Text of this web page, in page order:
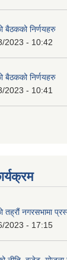
बैठकको निर्णयहरु
2023 - 10:42
बैठकको निर्णयहरु
2023 - 10:41
नगरसभामा
2023 - 17:15